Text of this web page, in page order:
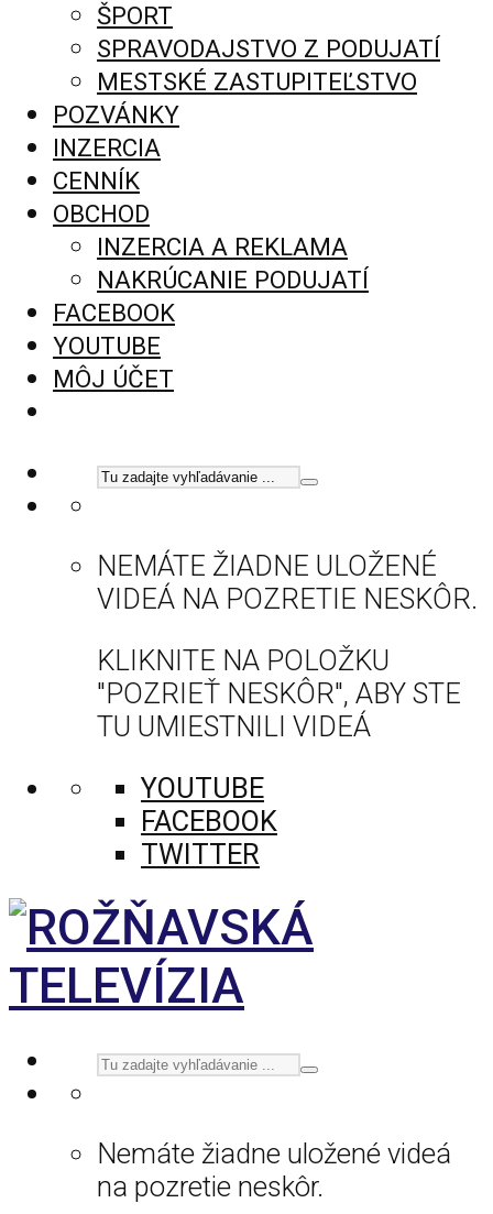
ŠPORT
SPRAVODAJSTVO Z PODUJATÍ
MESTSKÉ ZASTUPITEĽSTVO
POZVÁNKY
INZERCIA
CENNÍK
OBCHOD
INZERCIA A REKLAMA
NAKRÚCANIE PODUJATÍ
FACEBOOK
YOUTUBE
MÔJ ÚČET
NEMÁTE ŽIADNE ULOŽENÉ
VIDEÁ NA POZRETIE NESKÔR.
KLIKNITE NA POLOŽKU
"POZRIEŤ NESKÔR", ABY STE
TU UMIESTNILI VIDEÁ
YOUTUBE
FACEBOOK
TWITTER
Nemáte žiadne uložené videá
na pozretie neskôr.